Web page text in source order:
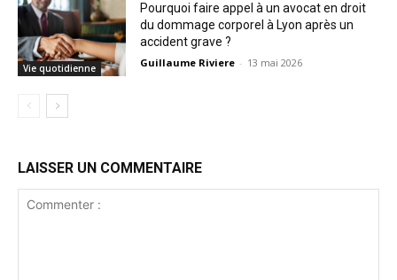
Vie quotidienne
Pourquoi faire appel à un avocat en droit
du dommage corporel à Lyon après un
accident grave ?
Guillaume Riviere - 13 mai 2026
LAISSER UN COMMENTAIRE